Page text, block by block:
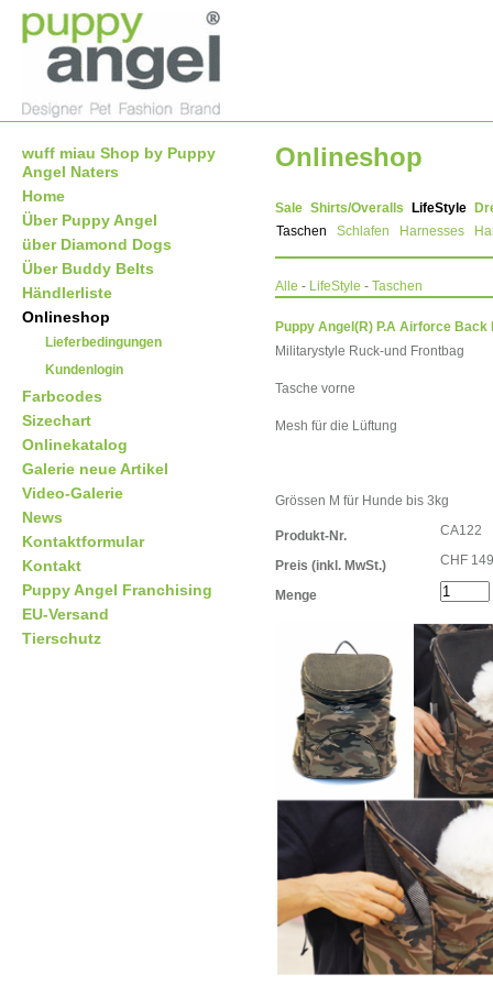
wuff miau Shop by Puppy
Angel Naters
Home
Über Puppy Angel
über Diamond Dogs
Über Buddy Belts
Händlerliste
Onlineshop
Lieferbedingungen
Kundenlogin
Farbcodes
Sizechart
Onlinekatalog
Galerie neue Artikel
Video-Galerie
News
Kontaktformular
Kontakt
Puppy Angel Franchising
EU-Versand
Tierschutz
Onlineshop
Sale Shirts/Overalls
LifeStyle
Taschen
Schlafen Harnesses
Alle - LifeStyle - Taschen
Puppy Angel(R) P.A Airforce
Militarystyle Ruck-und Frontbag
Tasche vorne
Mesh für die Lüftung
Grössen M für Hunde bis 3kg
Produkt-Nr. CA122
Preis (inkl. MwSt.) CHF
Menge